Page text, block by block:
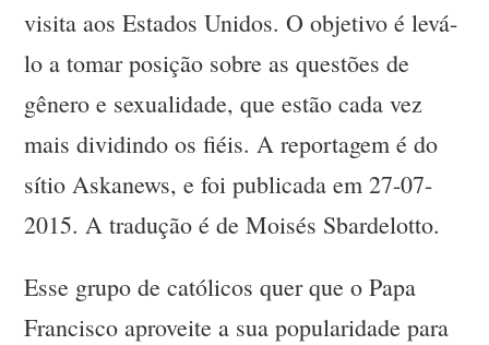
visita aos Estados Unidos. O objetivo é levá-
lo a tomar posição sobre as questões de
gênero e sexualidade, que estão cada vez
mais dividindo os fiéis. A reportagem é do
sítio Askanews, e foi publicada em 27-07-
2015. A tradução é de Moisés Sbardelotto.
Esse grupo de católicos quer que o Papa
Francisco aproveite a sua popularidade para